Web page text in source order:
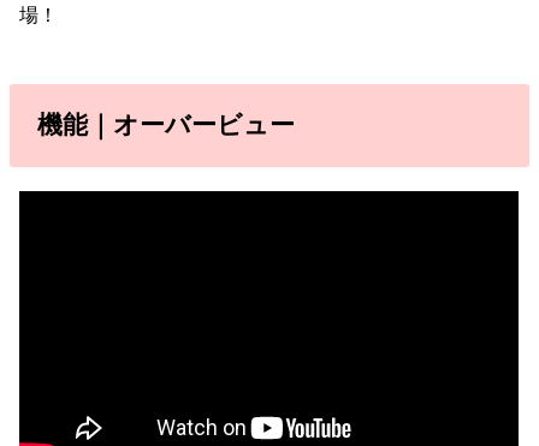
場！
機能｜オーバービュー